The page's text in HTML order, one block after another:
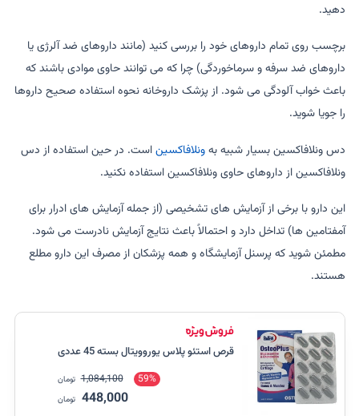
دهید.
برچسب روی تمام داروهای خود را بررسی کنید (مانند داروهای ضد آلرژی یا
داروهای ضد سرفه و سرماخوردگی) چرا که می توانند حاوی موادی باشند که
باعث خواب آلودگی می شود. از پزشک داروخانه نحوه استفاده صحیح داروها
را جویا شوید.
دس ونلافاکسین بسیار شبیه بهونلافاکسیناست. در حین استفاده از دس
ونلافاکسین از داروهای حاوی ونلافاکسین استفاده نکنید.
این دارو با برخی از آزمایش های تشخیصی (از جمله آزمایش های ادرار برای
آمفتامین ها) تداخل دارد و احتمالاً باعث نتایج آزمایش نادرست می شود.
مطمئن شوید که پرسنل آزمایشگاه و همه پزشکان از مصرف این دارو مطلع
هستند.
قرص استئو پلاس یوروویتال بسته 45 عددی
59%
1,084,100 تومان
448,000 تومان